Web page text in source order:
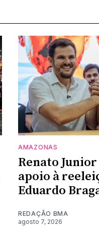
AMAZONAS
Renato
apoio à
Eduardo
REDAÇÃO BMA
agosto 7, 2026